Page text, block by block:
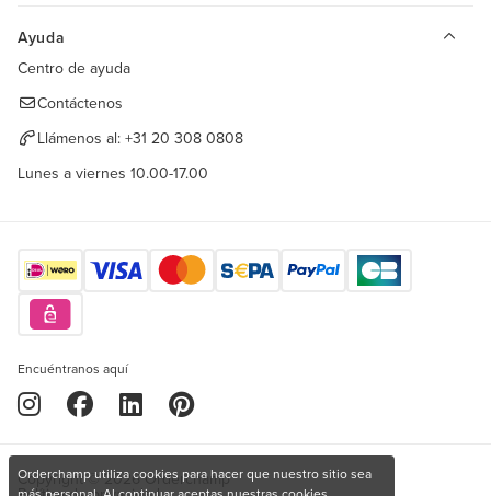
Ayuda
Centro de ayuda
Contáctenos
Llámenos al: +31 20 308 0808
Lunes a viernes 10.00-17.00
Encuéntranos aquí
Copyright © 2026 Orderchamp
Orderchamp utiliza cookies para hacer que nuestro sitio sea